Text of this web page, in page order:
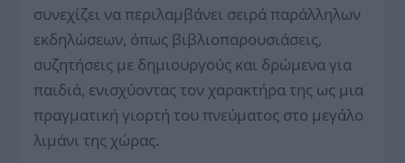
συνεχίζει να περιλαμβάνει σειρά παράλληλων
εκδηλώσεων, όπως βιβλιοπαρουσιάσεις,
συζητήσεις με δημιουργούς και δρώμενα για
παιδιά, ενισχύοντας τον χαρακτήρα της ως μια
πραγματική γιορτή του πνεύματος στο μεγάλο
λιμάνι της χώρας.